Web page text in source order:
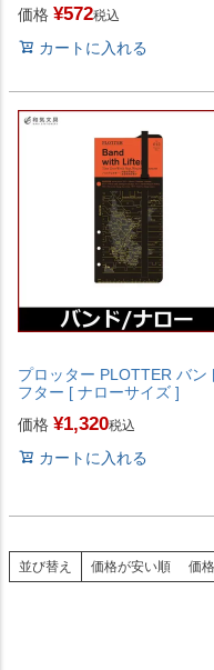
価格 ¥572税込
カートに入れる
プロッター PLOTTER バン
フター [ ナローサイズ ]
価格 ¥1,320税込
カートに入れる
並び替え 価格が安い順 価